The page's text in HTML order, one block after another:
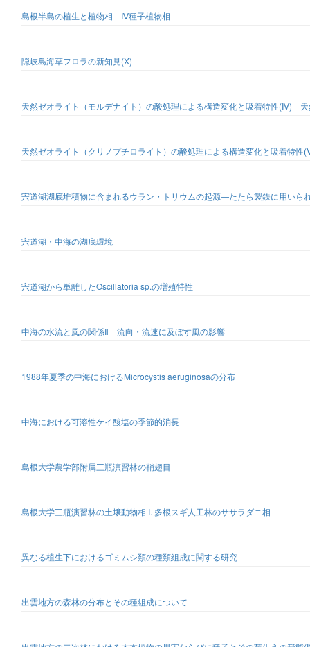
島根半島の植生と植物相 Ⅳ種子植物相
隠岐島海草フロラの新知見(X)
天然ゼオライト（モルデナイト）の酸処理による構造変化と吸着特性(Ⅳ)－
天然ゼオライト（クリノプチロライト）の酸処理による構造変化と吸着特
宍道湖湖底堆積物に含まれるウラン・トリウムの起源―たたら製鉄に用いら
宍道湖・中海の湖底環境
宍道湖から単離したOscillatoria sp.の増殖特性
中海の水流と風の関係Ⅱ 流向・流速に及ぼす風の影響
1988年夏季の中海におけるMicrocystis aeruginosaの分布
中海における可溶性ケイ酸塩の季節的消長
島根大学農学部附属三瓶演習林の鞘翅目
島根大学三瓶演習林の土壌動物相 I. 多根スギ人工林のササラダニ相
異なる植生下におけるゴミムシ類の種類組成に関する研究
出雲地方の森林の分布とその種組成について